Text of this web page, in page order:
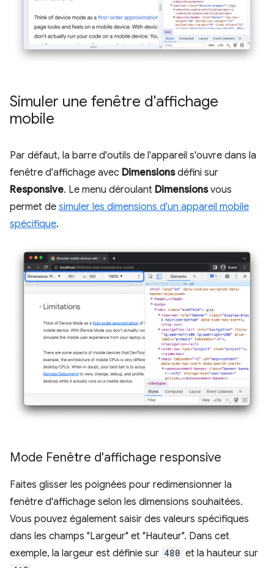
Simuler une fenêtre d'affichage
mobile
Par défaut, la barre d'outils de l'appareil s'ouvre dans la
fenêtre d'affichage avec Dimensionsdéfini sur
Responsive. Le menu déroulant Dimensionsvous
permet de simuler les dimensions d'un appareil mobile
spécifique.
Mode Fenêtre d'affichage responsive
Faites glisser les poignées pour redimensionner la
fenêtre d'affichage selon les dimensions souhaitées.
Vous pouvez également saisir des valeurs spécifiques
dans les champs "Largeur" et "Hauteur". Dans cet
exemple, la largeur est définie sur 480 et la hauteur sur